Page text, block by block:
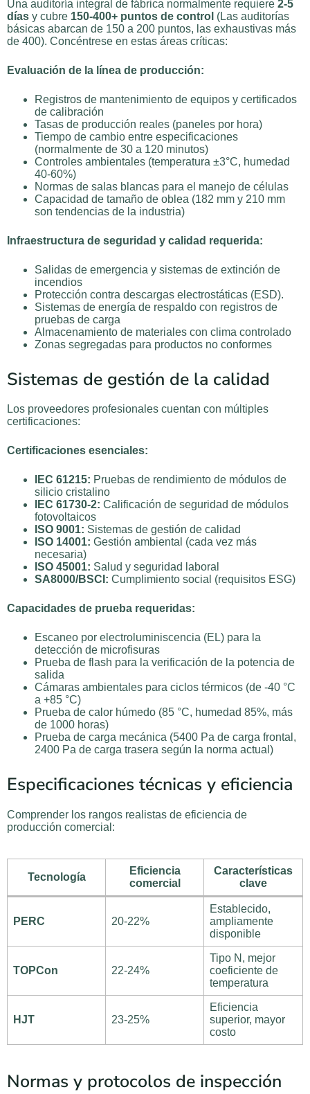
Una auditoría integral de fábrica normalmente requiere 2-5
días y cubre 150-400+ puntos de control (Las auditorías
básicas abarcan de 150 a 200 puntos, las exhaustivas más
de 400). Concéntrese en estas áreas críticas:
Evaluación de la línea de producción:
Registros de mantenimiento de equipos y certificados
de calibración
Tasas de producción reales (paneles por hora)
Tiempo de cambio entre especificaciones
(normalmente de 30 a 120 minutos)
Controles ambientales (temperatura ±3°C, humedad
40-60%)
Normas de salas blancas para el manejo de células
Capacidad de tamaño de oblea (182 mm y 210 mm
son tendencias de la industria)
Infraestructura de seguridad y calidad requerida:
Salidas de emergencia y sistemas de extinción de
incendios
Protección contra descargas electrostáticas (ESD).
Sistemas de energía de respaldo con registros de
pruebas de carga
Almacenamiento de materiales con clima controlado
Zonas segregadas para productos no conformes
Sistemas de gestión de la calidad
Los proveedores profesionales cuentan con múltiples
certificaciones:
Certificaciones esenciales:
IEC 61215: Pruebas de rendimiento de módulos de
silicio cristalino
IEC 61730-2: Calificación de seguridad de módulos
fotovoltaicos
ISO 9001: Sistemas de gestión de calidad
ISO 14001: Gestión ambiental (cada vez más
necesaria)
ISO 45001: Salud y seguridad laboral
SA8000/BSCI: Cumplimiento social (requisitos ESG)
Capacidades de prueba requeridas:
Escaneo por electroluminiscencia (EL) para la
detección de microfisuras
Prueba de flash para la verificación de la potencia de
salida
Cámaras ambientales para ciclos térmicos (de -40 °C
a +85 °C)
Prueba de calor húmedo (85 °C, humedad 85%, más
de 1000 horas)
Prueba de carga mecánica (5400 Pa de carga frontal,
2400 Pa de carga trasera según la norma actual)
Especificaciones técnicas y eficiencia
Comprender los rangos realistas de eficiencia de
producción comercial:
Tecnología
Eficiencia
comercial
Características
clave
PERC 20-22%
Establecido,
ampliamente
disponible
TOPCon 22-24%
Tipo N, mejor
coeficiente de
temperatura
HJT 23-25%
Eficiencia
superior, mayor
costo
Normas y protocolos de inspección